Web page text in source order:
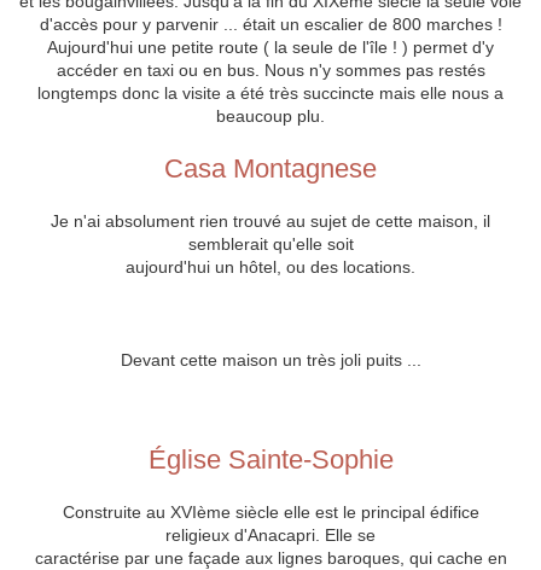
d'accès pour y parvenir ... était un escalier de 800 marches !
Aujourd'hui une petite route ( la seule de l'île ! ) permet d'y
accéder en taxi ou en bus. Nous n'y sommes pas restés
longtemps donc la visite a été très succincte mais elle nous a
beaucoup plu.
Casa Montagnese
Je n'ai absolument rien trouvé au sujet de cette maison, il
semblerait qu'elle soit
aujourd'hui un hôtel, ou des locations.
Devant cette maison un très joli puits ...
Église Sainte-Sophie
Construite au XVIème siècle elle est le principal édifice
religieux d'Anacapri. Elle se
caractérise par une façade aux lignes baroques, qui cache en